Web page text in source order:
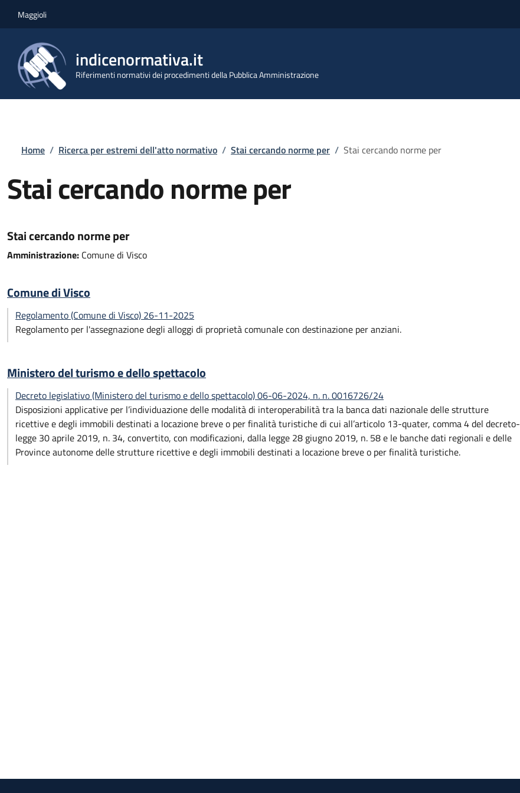
Maggioli
indicenormativa.it
Riferimenti normativi dei procedimenti della Pubblica Amministrazione
Briciole di pane
Home / Ricerca per estremi dell'atto normativo / Stai cercando norme per / Stai cercando norme per
Stai cercando norme per
Stai cercando norme per
Amministrazione: Comune di Visco
Comune di Visco
Regolamento (Comune di Visco) 26-11-2025
Regolamento per l'assegnazione degli alloggi di proprietà comunale con destinazione per anziani.
Ministero del turismo e dello spettacolo
Decreto legislativo (Ministero del turismo e dello spettacolo) 06-06-2024, n. n. 0016726/24
Disposizioni applicative per l’individuazione delle modalità di interoperabilità tra la banca dati nazionale delle strutture
ricettive e degli immobili destinati a locazione breve o per finalità turistiche di cui all’articolo 13-quater, comma 4 del decreto-
legge 30 aprile 2019, n. 34, convertito, con modificazioni, dalla legge 28 giugno 2019, n. 58 e le banche dati regionali e delle
Province autonome delle strutture ricettive e degli immobili destinati a locazione breve o per finalità turistiche.